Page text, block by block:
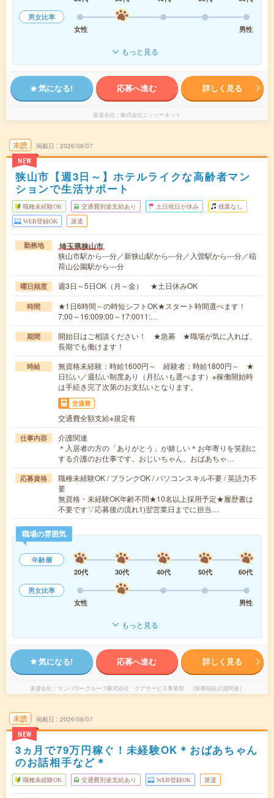
男女比率
女性
男性
もっと見る
気になる! 応募へ進む 詳しく見る
派遣会社 株式会社ニッソーネット
未読
NEW
掲載日 2026/08/07
狭山市【週3日～】ホテルライクな高齢者マン
ションで生活サポート
職種未経験OK 交通費別途支給あり 土日祝日が休み 残業なし
WEB登録OK 派遣
勤務地 埼玉県狭山市
狭山市駅から---分／新狭山駅から---分／入曽駅から---分／稲
荷山公園駅から---分
曜日頻度 週3日～5日OK（月～金） ★土日休みOK
時間
★1日6時間～の時短シフトOK★スタート時間選べます！
7:00～16:009:00～17:0011:…
期間
開始日はご相談ください！ ★急募 ★職場が気に入れば、
長期でも働けます！
時給
無資格未経験：時給1600円～ 経験者：時給1800円～ ★
日払い／週払い制度あり（月払いも選べます）※稼働開始時
は手続き完了次第のお支払いとなります。
交通費
交通費全額支給※規定有
仕事内容
介護関連
＊入居者の方の「ありがとう」が嬉しい＊お年寄りを笑顔に
する介護のお仕事です。おじいちゃん、おばあちゃ…
応募資格
職種未経験OK / ブランクOK / パソコンスキル不要 / 英語力不
要
無資格・未経験OK年齢不問★10名以上採用予定★履歴書は
不要です▽応募後の流れ1)翌営業日までに担当…
職場の雰囲気
年齢層
20代
30代 40代 50代
60代
男女比率
女性
男性
もっと見る
気になる! 応募へ進む 詳しく見る
派遣会社 マンパワーグループ株式会社 ケアサービス事業部 （医療福祉介護関連）
未読
NEW
掲載日 2026/08/07
3ヵ月で79万円稼ぐ！未経験OK＊おばあちゃん
のお話相手など＊
職種未経験OK 交通費別途支給あり WEB登録OK 派遣